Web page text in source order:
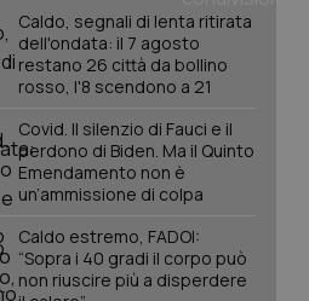
Caldo, segnali di lenta ritirata
dell'ondata: il 7 agosto
restano 26 città da bollino
rosso, l'8 scendono a 21
Covid. Il silenzio di Fauci e il
perdono di Biden. Ma il Quinto
Emendamento non è
un’ammissione di colpa
Caldo estremo, FADOI:
“Sopra i 40 gradi il corpo può
non riuscire più a disperdere